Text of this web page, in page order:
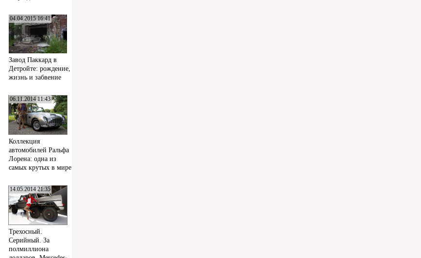
04.04.2015 16:41
Завод Паккард в
Детройте: рождение,
жизнь и забвение
06.11.2014 11:43
Коллекция
автомобилей Ральфа
Лорена: одна из
самых крутых в мире
14.05.2014 21:35
Трехосный.
Серийный. За
полмиллиона